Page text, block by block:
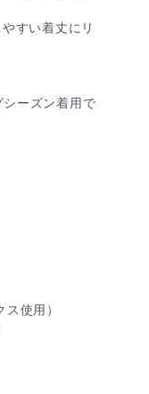
すい着丈にリ
ーズン着用で
使用）